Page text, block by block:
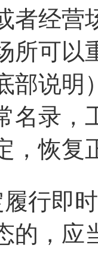
者经营
所可以
部说
名录，
，恢复
行即
的，应